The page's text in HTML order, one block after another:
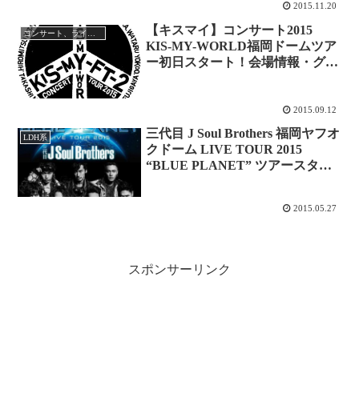
2015.11.20
【キスマイ】コンサート2015
KIS-MY-WORLD福岡ドームツア
ー初日スタート！会場情報・グッ
2015.09.12
LDH系
三代目 J Soul Brothers 福岡ヤフオ
クドーム LIVE TOUR 2015
“BLUE PLANET” ツアースター
2015.05.27
スポンサーリンク